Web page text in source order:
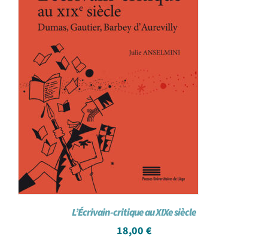
L’Écrivain-critique au XIXe siècle
18,00 €